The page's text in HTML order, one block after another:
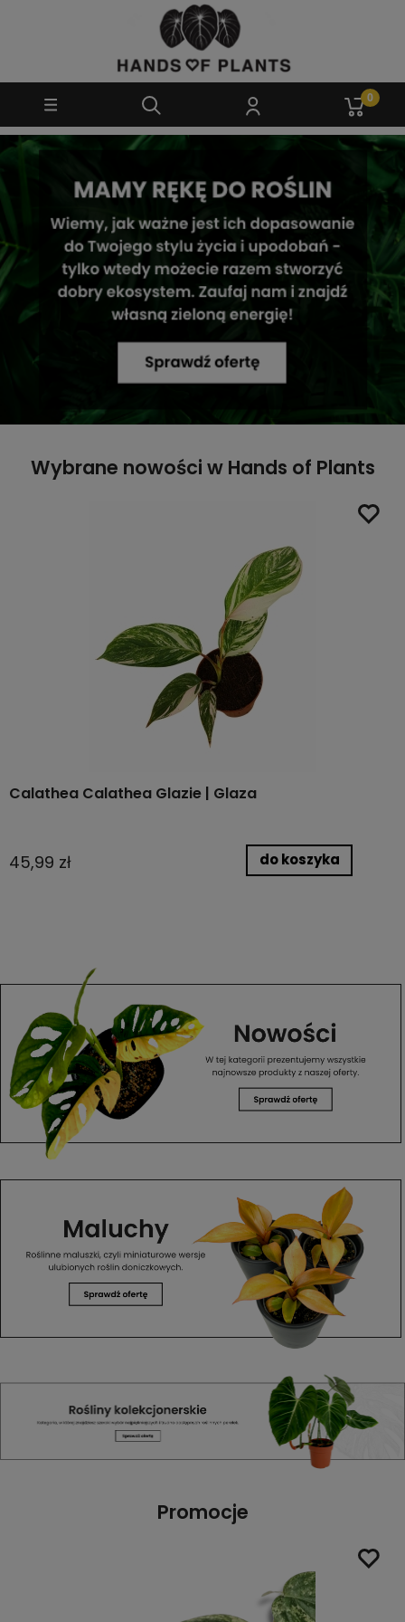
Wybrane nowości w Hands of Plants
Calathea Calathea Glazie | Glaza
45,99 zł do koszyka
Promocje